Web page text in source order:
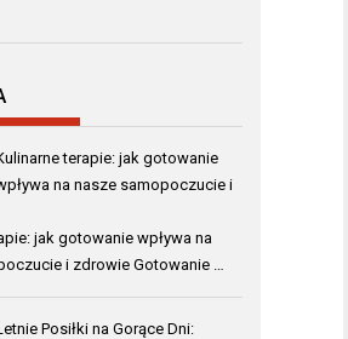
terapie: jak gotowanie
na nasze samopoczucie i
jak gotowanie wpływa na
i zdrowie Gotowanie …
Posiłki na Gorące Dni: